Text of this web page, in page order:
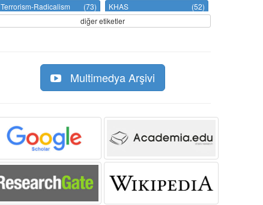
Terrorism-Radicalism
(73) KHAS
(52)
diğer etiketler
Multimedya Arşivi